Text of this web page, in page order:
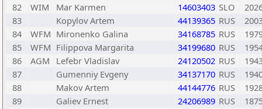
82
WIM Mar Karmen 14603403 SLO
83
Kopylov Artem 44139365 RUS
84
WFM Mironenko Galina 34168785 RUS
85
WFM Filippova Margarita 34199680 RUS
86
AGM Lefebr Vladislav 24120502 RUS
87
Gumenniy Evgeny 34137170 RUS
88
Makov Artem 44144776 RUS
89
Galiev Ernest 24206989 RUS